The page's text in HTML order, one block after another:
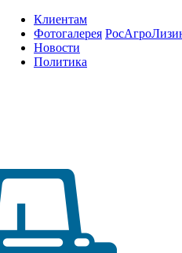
Клиентам
Фотогалерея
Новости
Политика